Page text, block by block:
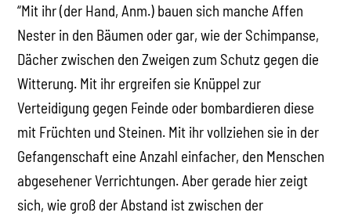
“Mit ihr (der Hand, Anm.) bauen sich manche Affen
Nester in den Bäumen oder gar, wie der Schimpanse,
Dächer zwischen den Zweigen zum Schutz gegen die
Witterung. Mit ihr ergreifen sie Knüppel zur
Verteidigung gegen Feinde oder bombardieren diese
mit Früchten und Steinen. Mit ihr vollziehen sie in der
Gefangenschaft eine Anzahl einfacher, den Menschen
abgesehener Verrichtungen. Aber gerade hier zeigt
sich, wie groß der Abstand ist zwischen der